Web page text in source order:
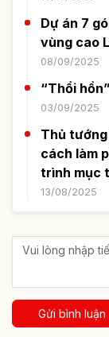
Dự án 7
vùng cao
08/09/2025
“Thổi
03/09/2025
Thủ tướng
cách làm
trình mục
13/08/2025
Gửi bình luận